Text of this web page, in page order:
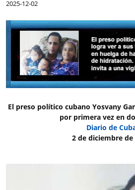
2025-12-02
El preso político cubano Yosvany
por primera vez en
Diario de
2 de diciembre de